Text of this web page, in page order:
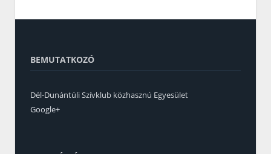
BEMUTATKOZÓ
Dél-Dunántúli Szívklub közhasznú Egyesület
Google+